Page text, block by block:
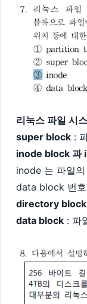
리눅스 파일 시
super block :
inode block 과
inode 는 파일
data block 번
directory block
data block : 파